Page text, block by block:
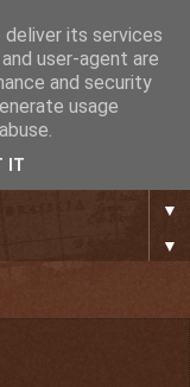
a világ." Polgár
▼
▼
its services
user-agent are
and security
usage
IT